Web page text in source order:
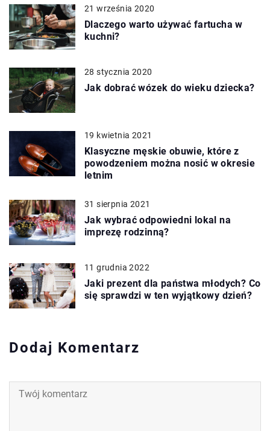
21 września 2020
Dlaczego warto używać fartucha w
kuchni?
28 stycznia 2020
Jak dobrać wózek do wieku dziecka?
19 kwietnia 2021
Klasyczne męskie obuwie, które z
powodzeniem można nosić w okresie
letnim
31 sierpnia 2021
Jak wybrać odpowiedni lokal na
imprezę rodzinną?
11 grudnia 2022
Jaki prezent dla państwa młodych? Co
się sprawdzi w ten wyjątkowy dzień?
Dodaj Komentarz